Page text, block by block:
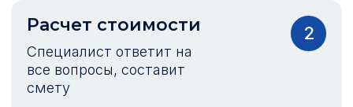
Расчет стоимости
Специалист ответит на
все вопросы, составит
смету
2